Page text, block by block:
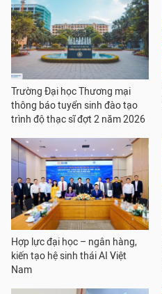
Trường Đại học Thương mại
thông báo tuyển sinh đào tạo
trình độ thạc sĩ đợt 2 năm 2026
Hợp lực đại học – ngân hàng,
kiến tạo hệ sinh thái AI Việt
Nam